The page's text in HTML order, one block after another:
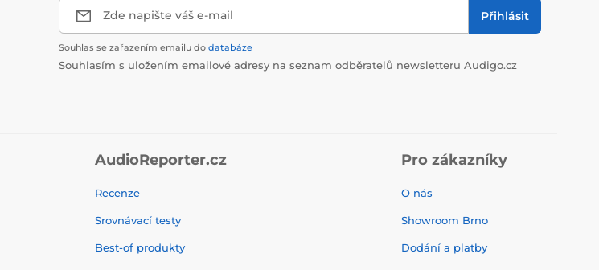
Zde napište váš e-mail Přihlásit
Souhlas se zařazením emailu do databáze
Souhlasím s uložením emailové adresy na seznam odběratelů newsletteru Audigo.cz
AudioReporter.cz
Recenze
Srovnávací testy
Best-of produkty
Pro zákazníky
O nás
Showroom Brno
Dodání a platby